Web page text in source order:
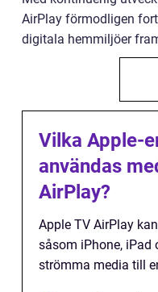
AirPlay förmodligen
digitala hemmiljöer
Vilka Apple-
användas
AirPlay?
Apple TV AirPlay
såsom iPhone, iPad
strömma media till